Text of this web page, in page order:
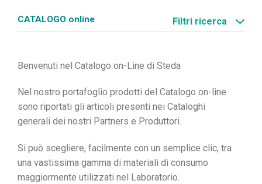
CATALOGO online Filtri ricerca
Benvenuti nel Catalogo on-Line di Steda
Nel nostro portafoglio prodotti del Catalogo on-line
sono riportati gli articoli presenti nei Cataloghi
generali dei nostri Partners e Produttori.
Si può scegliere, facilmente con un semplice clic, tra
una vastissima gamma di materiali di consumo
maggiormente utilizzati nel Laboratorio.